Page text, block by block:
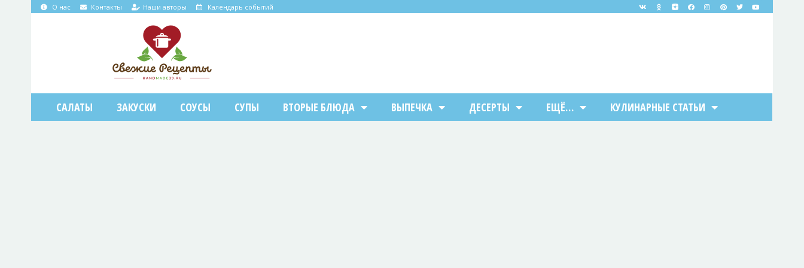
О нас Контакты Наши авторы Календарь событий
САЛАТЫ ЗАКУСКИ СОУСЫ СУПЫ ВТОРЫЕ БЛЮДА ВЫПЕЧКА ДЕСЕРТЫ ЕЩЁ… КУЛИНАРНЫЕ СТАТЬИ